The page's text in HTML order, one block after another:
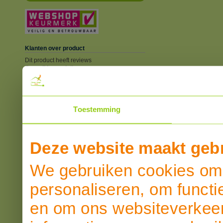
Toestemming
Deze website maakt
We gebruiken cookies
personaliseren, om
en om ons
Klanten over product
Dit product heeft reviews
Overall beoordeling
SCHRIJF EEN REVIEW